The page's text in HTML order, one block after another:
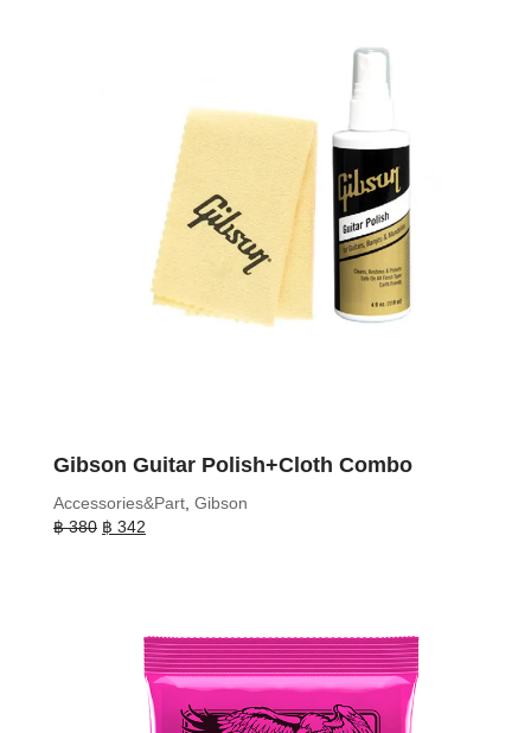
Gibson Guitar Polish+Cloth Combo
Accessories&Part, Gibson
฿380 Original
฿ 342